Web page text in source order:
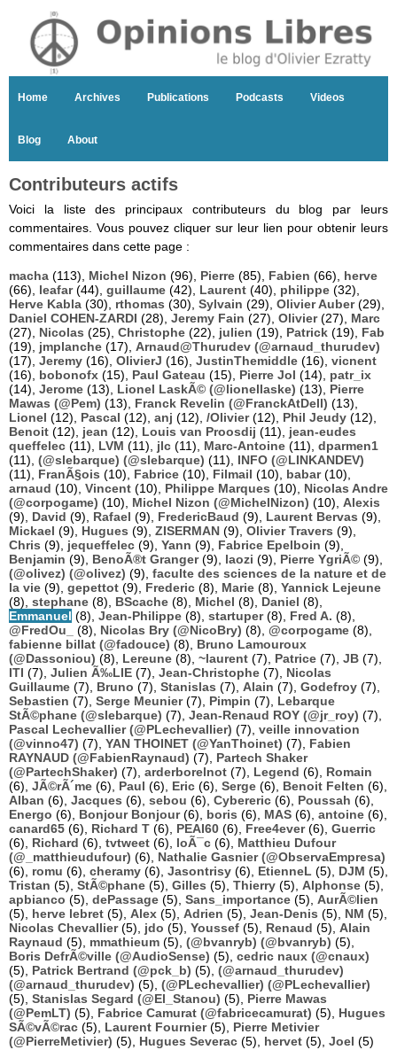
Home Archives Publications Podcasts Videos
Blog About
Contributeurs actifs
Voici la liste des principaux contributeurs du blog par leurs
commentaires. Vous pouvez cliquer sur leur lien pour obtenir leurs
commentaires dans cette page :
macha (113), Michel Nizon (96), Pierre (85), Fabien (66), herve
(66), leafar(44), guillaume (42), Laurent (40), philippe (32),
Herve Kabla (30), rthomas (30), Sylvain (29), Olivier Auber(29),
Daniel COHEN-ZARDI (28), Jeremy Fain (27), Olivier(27), Marc
(27), Nicolas (25), Christophe (22), julien (19), Patrick (19), Fab
(19), jmplanche (17), Arnaud@Thurudev (@arnaud_thurudev)
(17), Jeremy (16), OlivierJ (16), JustinThemiddle (16), vicnent
(16), bobonofx (15), Paul Gateau (15), Pierre Jol (14), patr_ix
(14), Jerome (13), Lionel LaskÃ© (@lionellaske) (13), Pierre
Mawas (@Pem) (13), Franck Revelin (@FranckAtDell) (13),
Lionel (12), Pascal (12), anj (12), /Olivier(12), Phil Jeudy (12),
Benoit (12), jean (12), Louis van Proosdij (11), jean-eudes
queffelec (11), LVM (11), jlc (11), Marc-Antoine (11), dparmen1
(11), (@slebarque) (@slebarque) (11), INFO (@LINKANDEV)
(11), FranÃ§ois (10), Fabrice (10), Filmail (10), babar(10),
arnaud (10), Vincent (10), Philippe Marques (10), Nicolas Andre
(@corpogame) (10), Michel Nizon (@MichelNizon) (10), Alexis
(9), David (9), Rafael (9), FredericBaud (9), Laurent Bervas (9),
Mickael (9), Hugues (9), ZISERMAN (9), Olivier Travers (9),
Chris (9), jequeffelec (9), Yann (9), Fabrice Epelboin (9),
Benjamin (9), BenoÃ®t Granger(9), laozi (9), Pierre YgriÃ© (9),
(@olivez) (@olivez) (9), faculte des sciences de la nature et de
la vie (9), gepettot (9), Frederic (8), Marie (8), Yannick Lejeune
(8), stephane (8), BScache (8), Michel (8), Daniel (8),
Emmanuel (8), Jean-Philippe (8), startuper(8), Fred A. (8),
@FredOu_
(8), Nicolas Bry (@NicoBry) (8), @corpogame (8),
fabienne billat (@fadouce) (8), Bruno Lamouroux
(@Dassoniou) (8), Lereune (8), ~laurent (7), Patrice (7), JB (7),
ITI (7), Julien Ã‰LIE (7), Jean-Christophe (7), Nicolas
Guillaume (7), Bruno (7), Stanislas (7), Alain (7), Godefroy (7),
Sebastien (7), Serge Meunier(7), Pimpin (7), Lebarque
StÃ©phane (@slebarque) (7), Jean-Renaud ROY (@jr_roy) (7),
Pascal Lechevallier (@PLechevallier) (7), veille innovation
(@vinno47) (7), YAN THOINET (@YanThoinet) (7), Fabien
RAYNAUD (@FabienRaynaud) (7), Partech Shaker
(@PartechShaker) (7), arderborelnot (7), Legend (6), Romain
(6), JÃ©rÃ´me (6), Paul (6), Eric (6), Serge (6), Benoit Felten (6),
Alban (6), Jacques (6), sebou (6), Cybereric (6), Poussah (6),
Energo (6), Bonjour Bonjour(6), boris (6), MAS (6), antoine (6),
canard65 (6), Richard T (6), PEAI60 (6), Free4ever(6), Guerric
(6), Richard (6), tvtweet (6), loÃ¯c (6), Matthieu Dufour
(@_matthieudufour) (6), Nathalie Gasnier (@ObservaEmpresa)
(6), romu (6), cheramy (6), Jasontrisy (6), EtienneL (5), DJM (5),
Tristan (5), StÃ©phane (5), Gilles (5), Thierry (5), Alphonse (5),
apbianco (5), dePassage (5), Sans_importance (5), AurÃ©lien
(5), herve lebret (5), Alex (5), Adrien (5), Jean-Denis (5), NM (5),
Nicolas Chevallier(5), jdo (5), Youssef (5), Renaud (5), Alain
Raynaud (5), mmathieum (5), (@bvanryb) (@bvanryb) (5),
Boris DefrÃ©ville (@AudioSense) (5), cedric naux (@cnaux)
(5), Patrick Bertrand (@pck_b) (5), (@arnaud_thurudev)
(@arnaud_thurudev) (5), (@PLechevallier) (@PLechevallier)
(5), Stanislas Segard (@El_Stanou) (5), Pierre Mawas
(@PemLT) (5), Fabrice Camurat (@fabricecamurat) (5), Hugues
SÃ©vÃ©rac (5), Laurent Fournier(5), Pierre Metivier
(@PierreMetivier) (5), Hugues Severac (5), hervet (5), Joel (5)